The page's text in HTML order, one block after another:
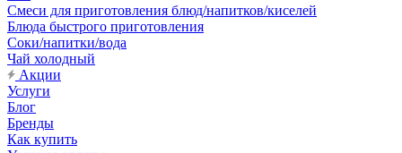
Смеси для приготовления блюд/напитков/киселей
Блюда быстрого приготовления
Соки/напитки/вода
Чай холодный
Акции
Услуги
Блог
Бренды
Как купить